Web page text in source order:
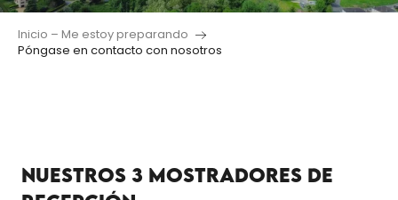
Inicio – Me estoy preparando
Póngase en contacto con nosotros
NUESTROS 3 MOSTRADORES DE